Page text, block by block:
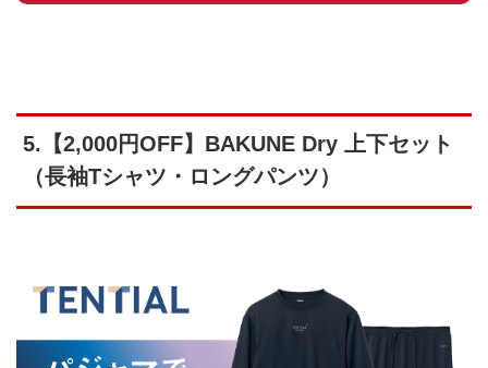
5.【2,000円OFF】BAKUNE Dry 上下セット
（長袖Tシャツ・ロングパンツ）